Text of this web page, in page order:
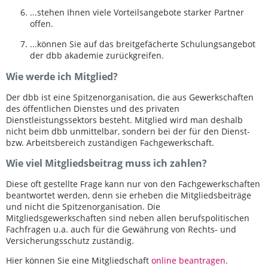
...stehen Ihnen viele Vorteilsangebote starker Partner
offen.
...können Sie auf das breitgefächerte Schulungsangebot
der dbb akademie zurückgreifen.
Wie werde ich Mitglied?
Der dbb ist eine Spitzenorganisation, die aus Gewerkschaften
des öffentlichen Dienstes und des privaten
Dienstleistungssektors besteht. Mitglied wird man deshalb
nicht beim dbb unmittelbar, sondern bei der für den Dienst-
bzw. Arbeitsbereich zuständigen Fachgewerkschaft.
Wie viel Mitgliedsbeitrag muss ich zahlen?
Diese oft gestellte Frage kann nur von den Fachgewerkschaften
beantwortet werden, denn sie erheben die Mitgliedsbeiträge
und nicht die Spitzenorganisation. Die
Mitgliedsgewerkschaften sind neben allen berufspolitischen
Fachfragen u.a. auch für die Gewährung von Rechts- und
Versicherungsschutz zuständig.
Hier können Sie eine Mitgliedschaft online beantragen.